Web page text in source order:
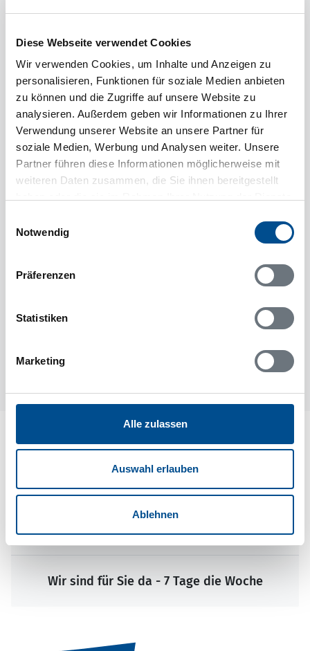
Diese Webseite verwendet Cookies
Wir verwenden Cookies, um Inhalte und Anzeigen zu
personalisieren, Funktionen für soziale Medien anbieten
zu können und die Zugriffe auf unsere Website zu
analysieren. Außerdem geben wir Informationen zu Ihrer
Verwendung unserer Website an unsere Partner für
soziale Medien, Werbung und Analysen weiter. Unsere
Partner führen diese Informationen möglicherweise mit
weiteren Daten zusammen, die Sie ihnen bereitgestellt
Notwendig
Präferenzen
Statistiken
Marketing
Alle zulassen
Auswahl erlauben
Ablehnen
1.271 €
2 Schlafzimmer
DanCenter dnc65541
Wir sind für Sie da - 7 Tage die Woche